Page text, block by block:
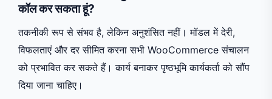
कॉल कर सकता हूं?
तकनीकी रूप से संभव है, लेकिन अनुशंसित नहीं। मॉडल में देरी,
विफलताएं और दर सीमित करना सभी WooCommerce संचालन
को प्रभावित कर सकते हैं। कार्य बनाकर पृष्ठभूमि कार्यकर्ता को सौंप
दिया जाना चाहिए।